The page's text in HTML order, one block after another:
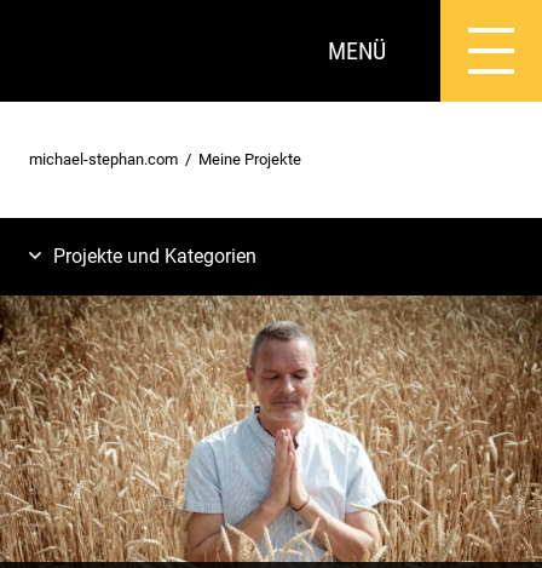
MENÜ
michael-stephan.com Meine Projekte
Projekte und Kategorien